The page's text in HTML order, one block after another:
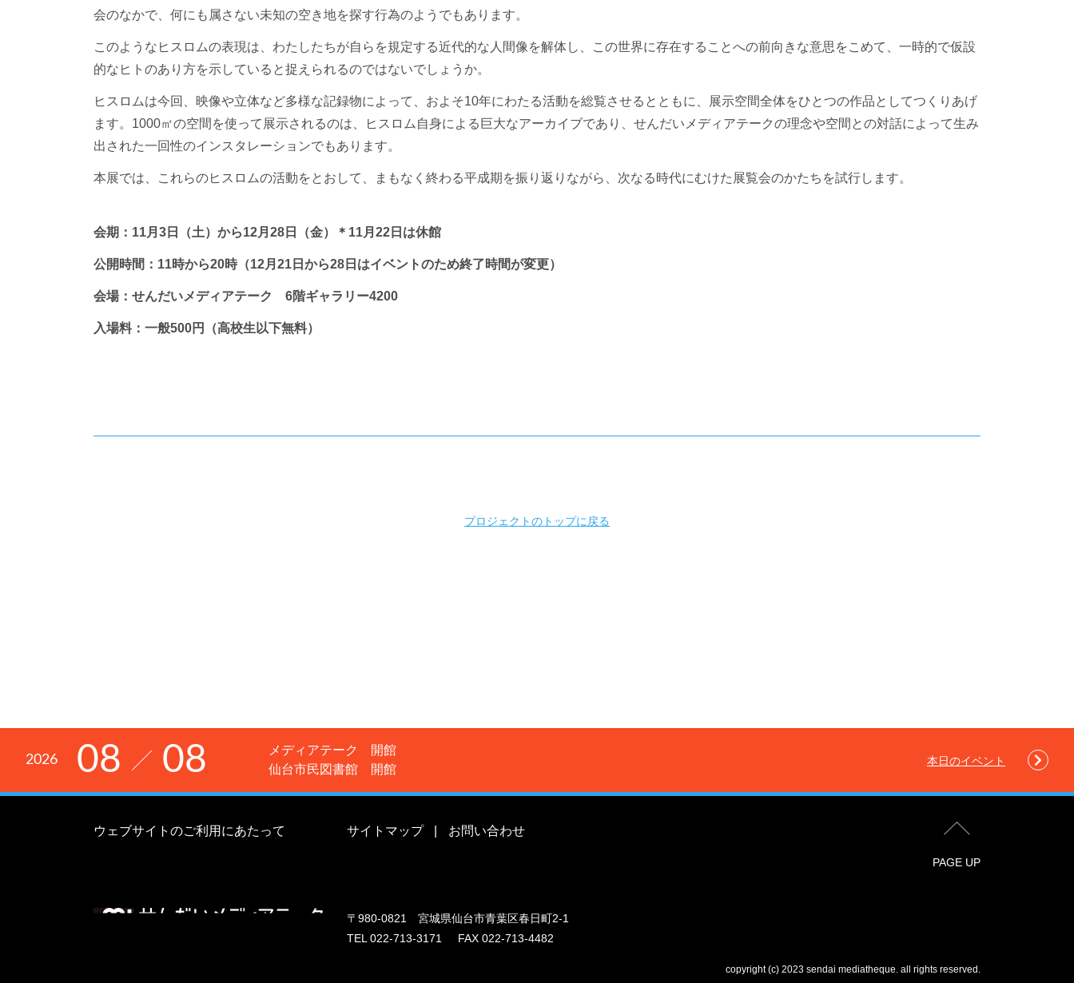
会のなかで、何にも属さない未知の空き地を探す行為のようでもあります。
このようなヒスロムの表現は、わたしたちが自らを規定する近代的な人間像を解体し、この世界に存在することへの前向きな意思をこめて、一時的で仮設
的なヒトのあり方を示していると捉えられるのではないでしょうか。
ヒスロムは今回、映像や立体など多様な記録物によって、およそ10年にわたる活動を総覧させるとともに、展示空間全体をひとつの作品としてつくりあげ
ます。1000㎡の空間を使って展示されるのは、ヒスロム自身による巨大なアーカイブであり、せんだいメディアテークの理念や空間との対話によって生み
出された一回性のインスタレーションでもあります。
本展では、これらのヒスロムの活動をとおして、まもなく終わる平成期を振り返りながら、次なる時代にむけた展覧会のかたちを試行します。
会期：11月3日（土）から12月28日（金） ＊11月22日は休館
公開時間：11時から20時（12月21日から28日はイベントのため終了時間が変更）
会場：せんだいメディアテーク 6階ギャラリー4200
入場料：一般500円（高校生以下無料）
プロジェクトのトップに戻る
2026 08 08 メディアテーク
開館
仙台市民図書館
開館
本日のイベント
ウェブサイトのご利用にあたって サイトマップ お問い合わせ
〒980-0821 宮城県仙台市青葉区春日町2-1
TEL 022-713-3171 FAX 022-713-4482
PAGE UP
copyright (c) 2023 sendai mediatheque. all rights reserved.